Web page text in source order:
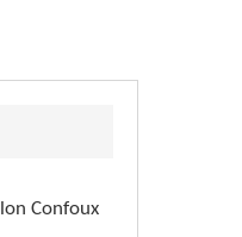
Confoux